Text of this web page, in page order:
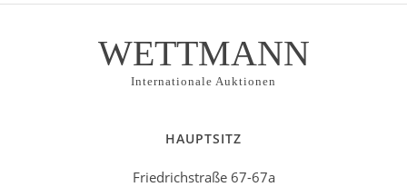
WETTMANN
Internationale Auktionen
HAUPTSITZ
Friedrichstraße 67-67a